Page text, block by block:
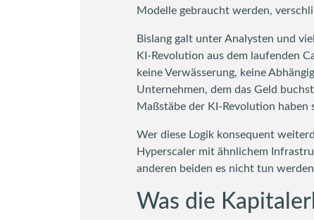
Modelle gebraucht werden,
Bislang galt unter Analysten und
KI-Revolution aus dem laufenden
keine Verwässerung, keine
Unternehmen, dem das Geld
Maßstäbe der KI-Revolution haben
Wer diese Logik konsequent
Hyperscaler mit ähnlichem
anderen beiden es nicht tun
Was die